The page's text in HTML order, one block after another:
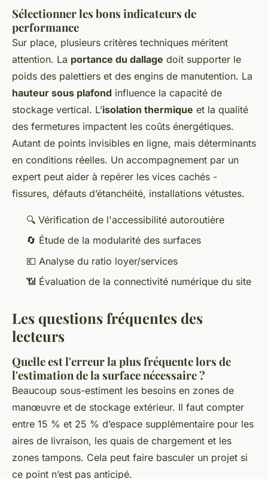
Sélectionner les bons indicateurs de
performance
Sur place, plusieurs critères techniques méritent
attention. La portance du dallage doit supporter le
poids des palettiers et des engins de manutention. La
hauteur sous plafond influence la capacité de
stockage vertical. L’isolation thermique et la qualité
des fermetures impactent les coûts énergétiques.
Autant de points invisibles en ligne, mais déterminants
en conditions réelles. Un accompagnement par un
expert peut aider à repérer les vices cachés -
fissures, défauts d’étanchéité, installations vétustes.
🔍 Vérification de l'accessibilité autoroutière
🔄 Étude de la modularité des surfaces
💶 Analyse du ratio loyer/services
📶 Évaluation de la connectivité numérique du site
Les questions fréquentes des
lecteurs
Quelle est l'erreur la plus fréquente lors de
l'estimation de la surface nécessaire ?
Beaucoup sous-estiment les besoins en zones de
manœuvre et de stockage extérieur. Il faut compter
entre 15 % et 25 % d’espace supplémentaire pour les
aires de livraison, les quais de chargement et les
zones tampons. Cela peut faire basculer un projet si
ce point n’est pas anticipé.